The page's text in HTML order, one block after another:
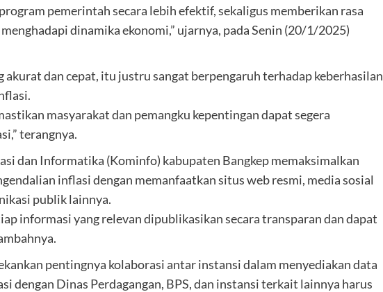
pemerintah secara lebih efektif, sekaligus memberikan rasa
dinamika ekonomi,” ujarnya, pada Senin (20/1/2025)
dan cepat, itu justru sangat berpengaruh terhadap keberhasilan
masyarakat dan pemangku kepentingan dapat segera
terangnya.
dan Informatika (Kominfo) kabupaten Bangkep memaksimalkan
inflasi dengan memanfaatkan situs web resmi, media sosial
publik lainnya.
informasi yang relevan dipublikasikan secara transparan dan dapat
pentingnya kolaborasi antar instansi dalam menyediakan data
dengan Dinas Perdagangan, BPS, dan instansi terkait lainnya harus